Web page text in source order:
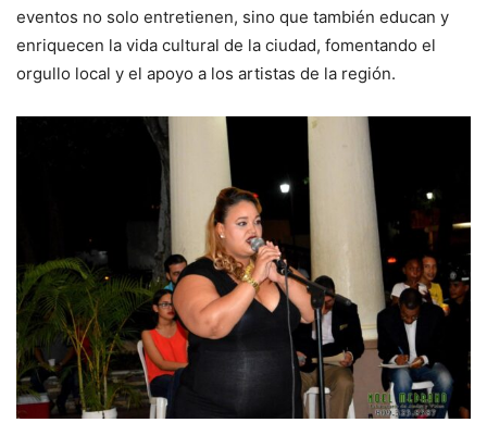
eventos no solo entretienen, sino que también educan y
enriquecen la vida cultural de la ciudad, fomentando el
orgullo local y el apoyo a los artistas de la región.